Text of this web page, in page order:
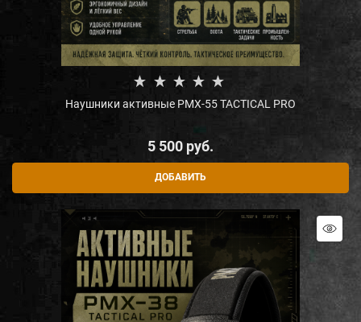
Наушники активные PMX-55 TACTICAL PRO
5 500 руб.
ДОБАВИТЬ